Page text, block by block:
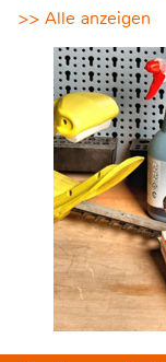
>> Alle anzeigen